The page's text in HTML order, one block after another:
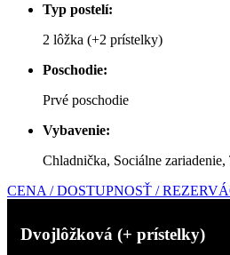
Typ postelí:
2 lôžka (+2 prístelky)
Poschodie:
Prvé poschodie
Vybavenie:
Chladnička, Sociálne
CENA / DOSTUPNOSŤ /
Dvojlôžková (+ prístelky)